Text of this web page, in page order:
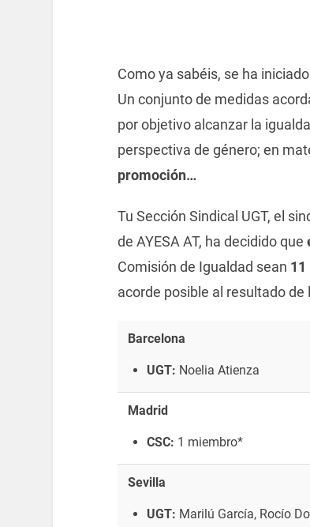
Como ya sabéis, se ha iniciado
Un conjunto de medidas
por objetivo alcanzar la
perspectiva de género; en
promoción…
Tu Sección Sindical UGT, el
de AYESA AT, ha decidido que
Comisión de Igualdad sean 11
acorde posible al resultado
Barcelona
UGT: Noelia Atienza
Madrid
CSC: 1 miembro*
Sevilla
UGT: Marilú García, Rocío